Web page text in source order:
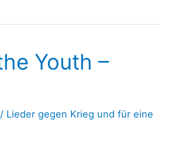
Youth –
/ Lieder gegen Krieg und für eine